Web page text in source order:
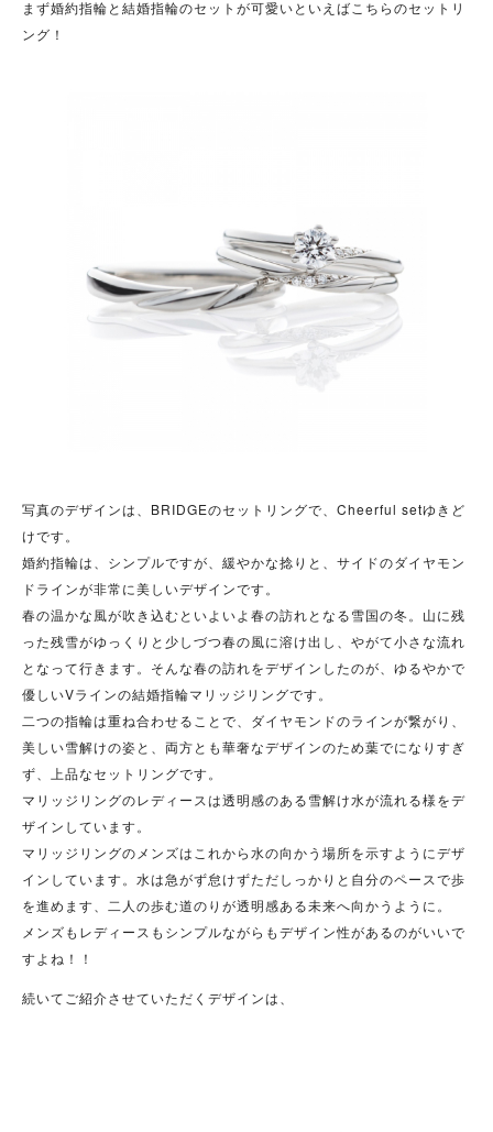
まず婚約指輪と結婚指輪のセットが可愛いといえばこちらのセットリ
ング！
写真のデザインは、BRIDGEのセットリングで、Cheerful setゆきど
けです。
婚約指輪は、シンプルですが、緩やかな捻りと、サイドのダイヤモン
ドラインが非常に美しいデザインです。
春の温かな風が吹き込むといよいよ春の訪れとなる雪国の冬。山に残
った残雪がゆっくりと少しづつ春の風に溶け出し、やがて小さな流れ
となって行きます。そんな春の訪れをデザインしたのが、ゆるやかで
優しいVラインの結婚指輪マリッジリングです。
二つの指輪は重ね合わせることで、ダイヤモンドのラインが繋がり、
美しい雪解けの姿と、両方とも華奢なデザインのため葉でになりすぎ
ず、上品なセットリングです。
マリッジリングのレディースは透明感のある雪解け水が流れる様をデ
ザインしています。
マリッジリングのメンズはこれから水の向かう場所を示すようにデザ
インしています。水は急がず怠けずただしっかりと自分のペースで歩
を進めます、二人の歩む道のりが透明感ある未来へ向かうように。
メンズもレディースもシンプルながらもデザイン性があるのがいいで
すよね！！
続いてご紹介させていただくデザインは、